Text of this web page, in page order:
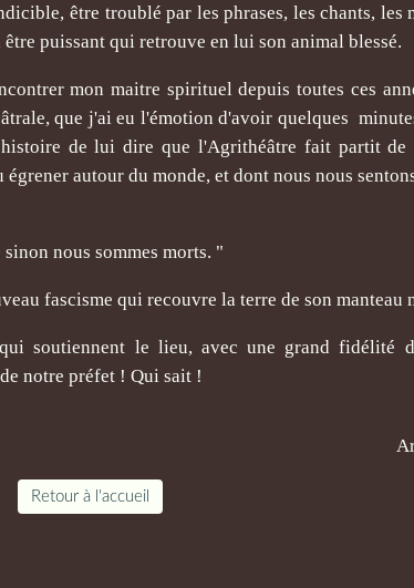
être troublé par les phrases, les chants, les
puissant qui retrouve en lui son animal blessé.
mon maitre spirituel depuis toutes ces
que j'ai eu l'émotion d'avoir quelques
de lui dire que l'Agrithéâtre fait partit
autour du monde, et dont nous nous
nous sommes morts. "
fascisme qui recouvre la terre de son manteau
soutiennent le lieu, avec une grand fidélité
notre préfet ! Qui sait !
Retour à l'accueil